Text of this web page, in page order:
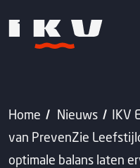
Home Nieuws
IKV
van PrevenZie
optimale balans laten